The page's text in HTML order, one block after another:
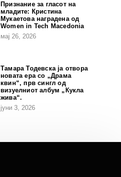
Признание за гласот на
младите: Кристина
Мукаетова наградена од
Women in Tech Macedonia
мај 26, 2026
Тамара Тодевска ја отвора
новата ера со „Драма
квин“, прв сингл од
визуелниот албум „Кукла
жива“.
јуни 3, 2026